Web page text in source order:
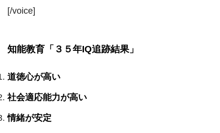
[/voice]
知能教育「３５年IQ追跡結果」
道徳心が高い
社会適応能力が高い
情緒が安定